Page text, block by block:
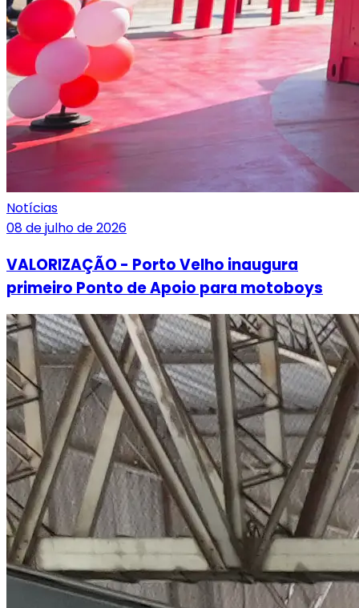
Notícias
08 de julho de 2026
VALORIZAÇÃO - Porto Velho inaugura
primeiro Ponto de Apoio para motoboys